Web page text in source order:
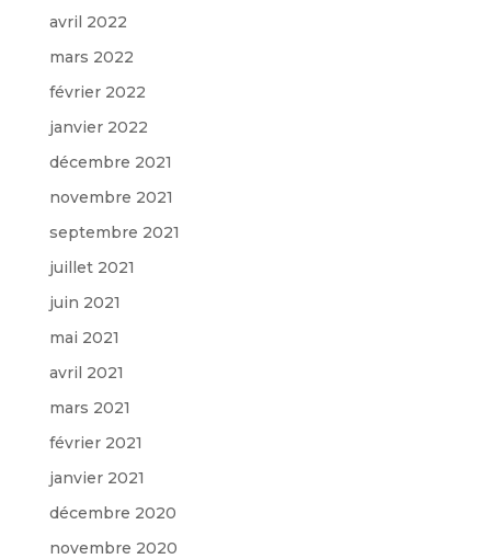
avril 2022
mars 2022
février 2022
janvier 2022
décembre 2021
novembre 2021
septembre 2021
juillet 2021
juin 2021
mai 2021
avril 2021
mars 2021
février 2021
janvier 2021
décembre 2020
novembre 2020